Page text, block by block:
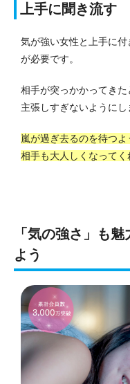
上手に聞き流す
気が強い女性と上手に
が必要です。
相手が突っかかってき
主張しすぎないようにし
嵐が過ぎ去るのを待つ
相手も大人しくなって
「気の強さ」も
よう